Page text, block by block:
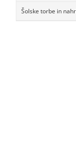
Šolske torbe in